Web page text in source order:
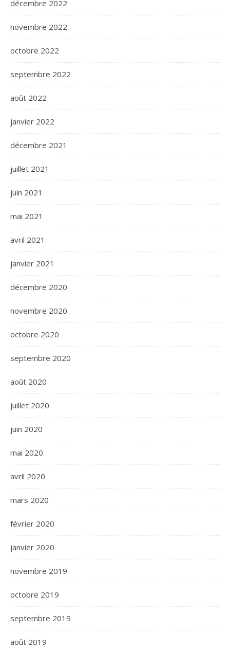
décembre 2022
novembre 2022
octobre 2022
septembre 2022
août 2022
janvier 2022
décembre 2021
juillet 2021
juin 2021
mai 2021
avril 2021
janvier 2021
décembre 2020
novembre 2020
octobre 2020
septembre 2020
août 2020
juillet 2020
juin 2020
mai 2020
avril 2020
mars 2020
février 2020
janvier 2020
novembre 2019
octobre 2019
septembre 2019
août 2019